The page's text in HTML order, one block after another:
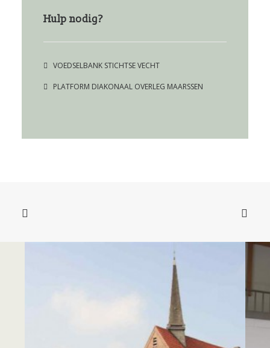
Hulp nodig?
VOEDSELBANK STICHTSE VECHT
PLATFORM DIAKONAAL OVERLEG MAARSSEN